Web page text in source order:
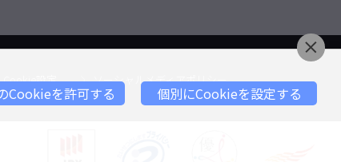
Cookie設定 ソーシャルメディアポリシー
Cookieを許可する 個別にCookieを設定する